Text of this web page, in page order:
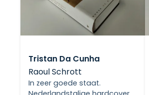
Tristan Da Cunha
Raoul Schrott
In zeer goede staat.